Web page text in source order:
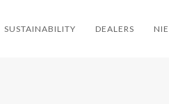
SUSTAINABILITY DEALERS